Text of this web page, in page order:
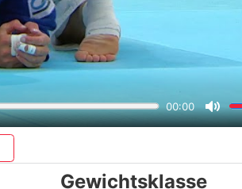
Gewichtsklasse